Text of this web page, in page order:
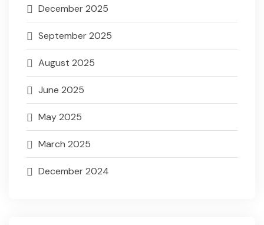
December 2025
September 2025
August 2025
June 2025
May 2025
March 2025
December 2024